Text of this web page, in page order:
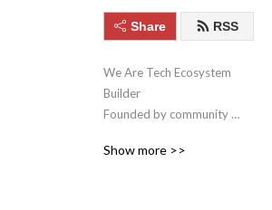
Share RSS
We Are Tech Ecosystem
Builder
Founded by community
Thailand, Techsauce is the
Show more >>